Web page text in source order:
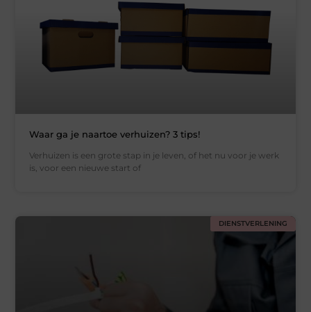
Waar ga je naartoe verhuizen? 3 tips!
Verhuizen is een grote stap in je leven, of het nu voor je werk
is, voor een nieuwe start of
DIENSTVERLENING